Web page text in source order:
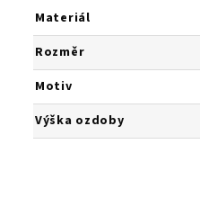
Materiál
Rozměr
Motiv
Výška ozdoby